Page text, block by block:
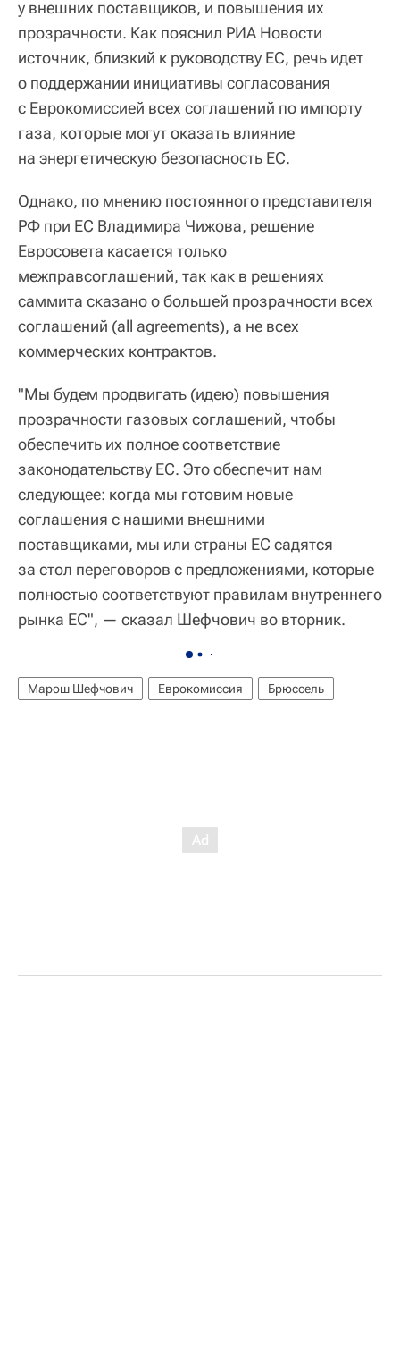
у внешних поставщиков, и повышения их
прозрачности. Как пояснил РИА Новости
источник, близкий к руководству ЕС, речь идет
о поддержании инициативы согласования
с Еврокомиссией всех соглашений по импорту
газа, которые могут оказать влияние
на энергетическую безопасность ЕС.
Однако, по мнению постоянного представителя
РФ при ЕС Владимира Чижова, решение
Евросовета касается только
межправсоглашений, так как в решениях
саммита сказано о большей прозрачности всех
соглашений (all agreements), а не всех
коммерческих контрактов.
"Мы будем продвигать (идею) повышения
прозрачности газовых соглашений, чтобы
обеспечить их полное соответствие
законодательству ЕС. Это обеспечит нам
следующее: когда мы готовим новые
соглашения с нашими внешними
поставщиками, мы или страны ЕС садятся
за стол переговоров с предложениями, которые
полностью соответствуют правилам внутреннего
рынка ЕС", — сказал Шефчович во вторник.
Марош Шефчович Еврокомиссия Брюссель